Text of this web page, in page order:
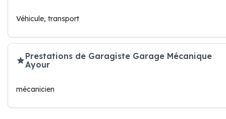
Véhicule, transport
Prestations de Garagiste Garage Mécanique
Ayour
mécanicien